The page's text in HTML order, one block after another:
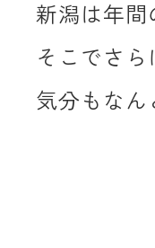
新潟は年間
そこでさら
気分もなん